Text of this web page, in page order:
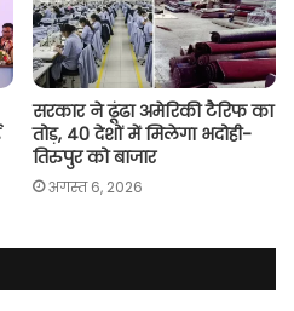
सरकार ने ढूंढा अमेरिकी टैरिफ का
तोड़, 40 देशों में मिलेगा भदोही-
तिरुपुर को बाजार
अगस्त 6, 2026